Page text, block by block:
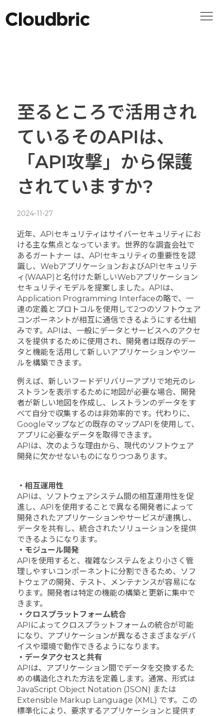
至るところで活用され
ているそのAPIは、
「API攻撃」から保護
されていますか?
2024-11-27
近年、APIセキュリティはサイバーセキュリティにお
ける主な焦点となっています。世界的な調査会社で
あるガートナー は、APIセキュリティの重要性を認
識し、WebアプリケーションおよびAPIセキュリテ
ィ(WAAP)と名付けた新しいWebアプリケーション
セキュリティモデルを提案しました。APIは、
Application Programming Interfaceの略で、一
連の定義とプロトコルを使用して2つのソフトウェア
コンポーネントが相互に通信できるようにする仕組
みです。APIは、一般にデータとサービスへのアクセ
スを提供するために使用され、開発者は既存のデー
タと機能を活用して新しいアプリケーションやツー
ルを構築できます。
例えば、新しいフードデリバリーアプリで地元のレ
ストランを表示するために地図が必要な場合、開発
者が新しい地図を作成し、レストランのデータをす
べて自分で収集するのは非効率的です。代わりに、
Googleマップなどの既存のマップAPIを使用して、
アプリに必要なデータを取得できます。
APIは、次のような理由から、現代​​のソフトウェア
開発に欠かせないものになりつつあります。
・相互運用性
APIは、ソフトウェアシステム間の相互運用性を促
進し、APIを使用することで異なる開発者によって
開発されたアプリケーションやサービスが連携し、
データを共有し、統合されたソリューションを提供
できるようになります。
・モジュール開発
APIを使用すると、複雑なシステムをより小さく管
理しやすいコンポーネントに分割できるため、ソフ
トウェアの開発、テスト、メンテナンスが容易にな
ります。開発者は特定の機能の構築と更新に集中で
きます。
・クロスプラットフォーム統合
APIによってクロスプラットフォームの統合が可能
になり、アプリケーションが異なるさまざまなデバ
イスや環境で動作できるようになります。
・データアクセスと共有
APIは、アプリケーション間でデータを交換するた
めの構造化された方法を定義します。通常、形式は
JavaScript Object Notation (JSON) または
Extensible Markup Language (XML) です。この
標準化により、要求するアプリケーションと提供す